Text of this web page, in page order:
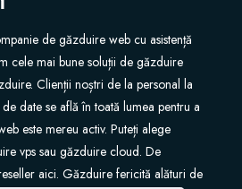
de găzduire web cu asistență
cele mai bune soluții de găzduire
Clienții noștri de la personal la
date se află în toată lumea pentru a
este mereu activ. Puteți alege
vps sau găzduire cloud. De
aici. Găzduire fericită alături de